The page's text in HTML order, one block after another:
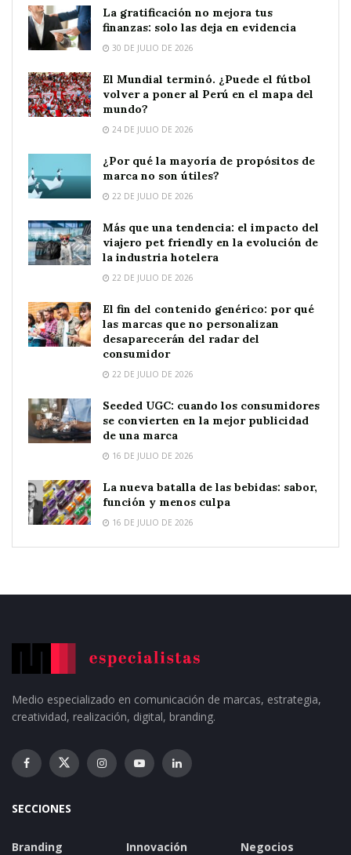
La gratificación no mejora tus
finanzas: solo las deja en evidencia
30 DE JULIO DE 2026
El Mundial terminó. ¿Puede el fútbol
volver a poner al Perú en el mapa del
mundo?
24 DE JULIO DE 2026
¿Por qué la mayoría de propósitos de
marca no son útiles?
22 DE JULIO DE 2026
Más que una tendencia: el impacto del
viajero pet friendly en la evolución de
la industria hotelera
22 DE JULIO DE 2026
El fin del contenido genérico: por qué
las marcas que no personalizan
desaparecerán del radar del
consumidor
22 DE JULIO DE 2026
Seeded UGC: cuando los consumidores
se convierten en la mejor publicidad
de una marca
16 DE JULIO DE 2026
La nueva batalla de las bebidas: sabor,
función y menos culpa
16 DE JULIO DE 2026
Medio especializado en comunicación de marcas, estrategia,
creatividad, realización, digital, branding.
SECCIONES
Branding Innovación Negocios